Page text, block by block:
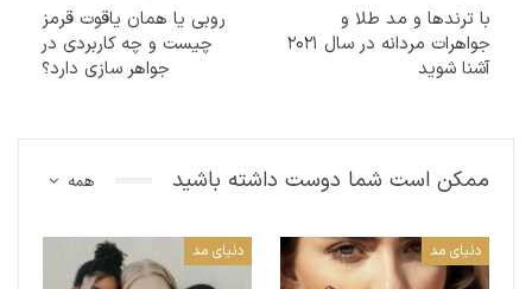
با ترندها و مد طلا و
جواهرات مردانه در سال ۲۰۲۱
آشنا شوید
روبی یا همان یاقوت قرمز
چیست و چه کاربردی در
جواهر سازی دارد؟
همه ممکن است شما دوست داشته باشید
دنیای مد دنیای مد